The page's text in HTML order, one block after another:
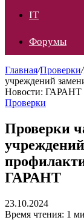
IT
Форумы
Главная/Проверки/
учреждений
Новости: ГАРАНТ
Проверки
Проверки
ГАРАНТ
23.10.2024
Время чтения: 1